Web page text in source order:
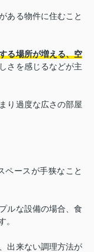
ある物件に住むこと
る場所が増える、空
さを感じるなどが主
り過度な広さの部屋
ペースが手狭なこと
ルな設備の場合、食
。
出来ない調理方法が